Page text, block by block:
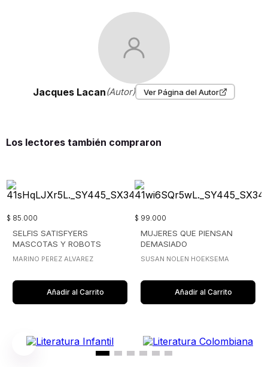
Jacques Lacan(Autor) Ver Página del Autor
Los lectores también compraron
$ 85.000
SELFIS SATISFYERS
MASCOTAS Y ROBOTS
MARINO PEREZ ALVAREZ
Añadir al Carrito
$ 99.000
MUJERES QUE PIENSAN
DEMASIADO
SUSAN NOLEN HOEKSEMA
Añadir al Carrito